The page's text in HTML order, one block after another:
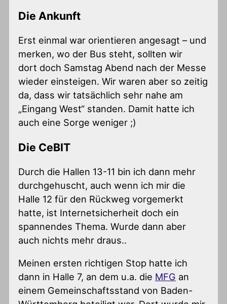
Die Ankunft
Erst einmal war orientieren angesagt – und
merken, wo der Bus steht, sollten wir
dort doch Samstag Abend nach der Messe
wieder einsteigen. Wir waren aber so zeitig
da, dass wir tatsächlich sehr nahe am
„Eingang West“ standen. Damit hatte ich
auch eine Sorge weniger ;)
Die CeBIT
Durch die Hallen 13-11 bin ich dann mehr
durchgehuscht, auch wenn ich mir die
Halle 12 für den Rückweg vorgemerkt
hatte, ist Internetsicherheit doch ein
spannendes Thema. Wurde dann aber
auch nichts mehr draus..
Meinen ersten richtigen Stop hatte ich
dann in Halle 7, an dem u.a. die MFG an
einem Gemeinschaftsstand von Baden-